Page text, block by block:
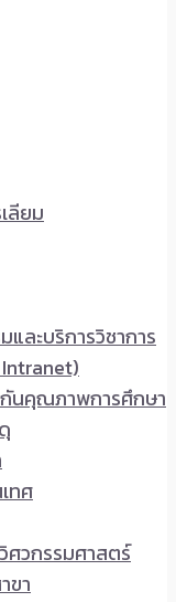
ลียม
ละบริการวิชาการ
Intranet)
กันคุณภาพการศึกษา
ทศ
ศวกรรมศาสตร์
ขา